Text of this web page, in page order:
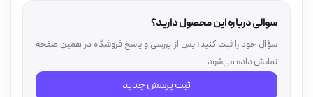
سوالی درباره این محصول دارید؟
سؤال خود را ثبت کنید؛ پس از بررسی و پاسخ فروشگاه در همین صفحه
نمایش داده می‌شود.
ثبت پرسش جدید